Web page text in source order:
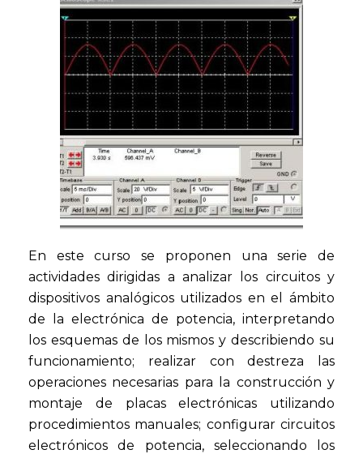
En este curso se proponen una serie de
actividades dirigidas a analizar los circuitos y
dispositivos analógicos utilizados en el ámbito
de la electrónica de potencia, interpretando
los esquemas de los mismos y describiendo su
funcionamiento; realizar con destreza las
operaciones necesarias para la construcción y
montaje de placas electrónicas utilizando
procedimientos manuales; configurar circuitos
electrónicos de potencia, seleccionando los